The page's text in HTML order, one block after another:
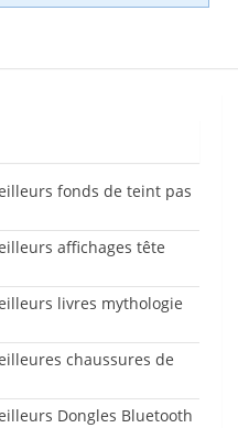
fonds de teint pas
affichages tête
livres mythologie
chaussures de
Dongles Bluetooth